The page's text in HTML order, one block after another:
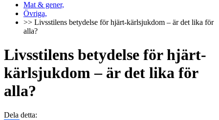
Mat & gener,
Övriga,
>> Livsstilens betydelse för hjärt-kärlsjukdom – är det lika för
alla?
Livsstilens betydelse för hjärt-
kärlsjukdom – är det lika för
alla?
Dela detta: